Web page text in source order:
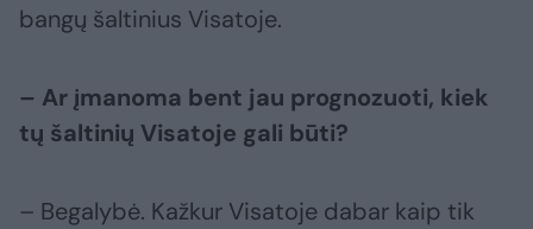
bangų šaltinius Visatoje.
– Ar įmanoma bent jau prognozuoti, kiek
tų šaltinių Visatoje gali būti?
– Begalybė. Kažkur Visatoje dabar kaip tik